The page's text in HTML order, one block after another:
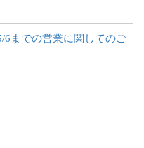
6までの営業に関してのご